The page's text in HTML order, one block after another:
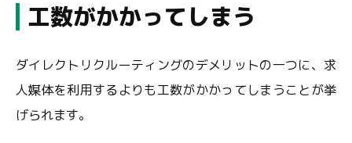
工数がかかってしまう
ダイレクトリクルーティングのデメリットの一つに、求
人媒体を利用するよりも工数がかかってしまうことが挙
げられます。